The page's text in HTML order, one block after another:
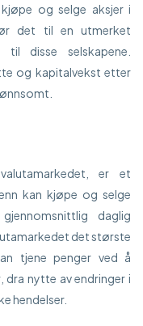
og selge aksjer i
det til en utmerket
disse selskapene.
og kapitalvekst etter
er et
kan kjøpe og selge
daglig
det største
tjene penger ved å
dra nytte av endringer i
hendelser.